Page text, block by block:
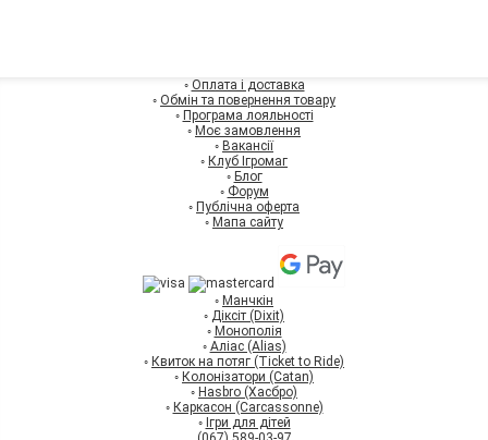
◦ Оплата і доставка
◦ Обмін та повернення товару
◦ Програма лояльності
◦ Моє замовлення
◦ Вакансії
◦ Клуб Ігромаг
◦ Блог
◦ Форум
◦ Публічна оферта
◦ Мапа сайту
◦ Манчкін
◦ Діксіт (Dixit)
◦ Монополія
◦ Аліас (Alias)
◦ Квиток на потяг (Ticket to Ride)
◦ Колонізатори (Catan)
◦ Hasbro (Хасбро)
◦ Каркасон (Carcassonne)
◦ Ігри для дітей